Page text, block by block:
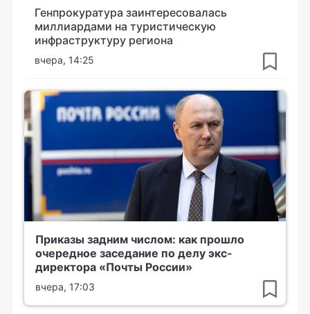
Генпрокуратура заинтересовалась
миллиардами на туристическую
инфраструктуру региона
вчера, 14:25
Приказы задним числом: как прошло
очередное заседание по делу экс-
директора «Почты России»
вчера, 17:03